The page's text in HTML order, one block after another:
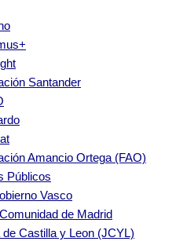
Santander
Amancio Ortega (FAO)
Públicos
Vasco
de Madrid
de Castilla y Leon (JCYL)